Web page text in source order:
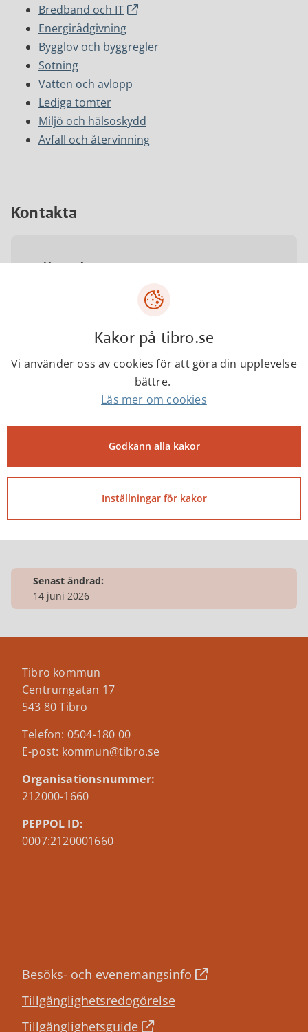
Bredband och IT
Energirådgivning
Bygglov och byggregler
Sotning
Vatten och avlopp
Lediga tomter
Miljö och hälsoskydd
Avfall och återvinning
Kontakta
Tibro kommun
kommun@tibro.se
Telefontider
Besöksadress
Centrumgatan 17
Senast ändrad:
14 juni 2026
Tibro kommun
Centrumgatan 17
543 80 Tibro
Telefon: 0504-180 00
E-post: kommun@tibro.se
Organisationsnummer:
212000-1660
PEPPOL ID:
0007:2120001660
Besöks- och evenemangsinfo
Tillgänglighetsredogörelse
Tillgänglighetsguide
Kakor på tibro.se
Vi använder oss av cookies för att göra din upplevelse
bättre.
Läs mer om cookies
Godkänn alla kakor
Inställningar för kakor